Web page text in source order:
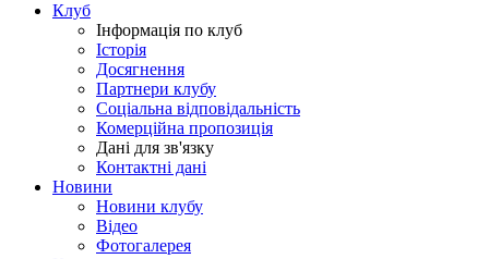
Клуб
Інформація по клуб
Історія
Досягнення
Партнери клубу
Соціальна відповідальність
Комерційна пропозиція
Дані для зв'язку
Контактні дані
Новини
Новини клубу
Відео
Фотогалерея